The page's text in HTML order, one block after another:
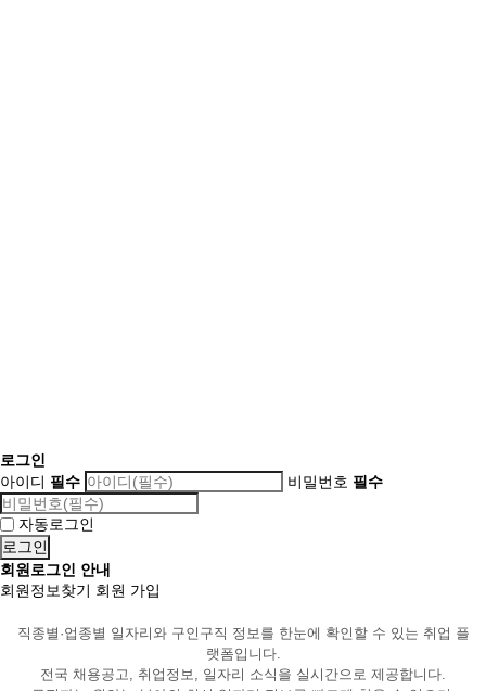
로그인
아이디 필수 비밀번호 필수
자동로그인
회원로그인 안내
회원정보찾기 회원 가입
직종별·업종별 일자리와 구인구직 정보를 한눈에 확인할 수 있는 취업 플
랫폼입니다.
전국 채용공고, 취업정보, 일자리 소식을 실시간으로 제공합니다.